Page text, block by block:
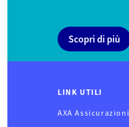
Scopri di più
LINK UTILI
AXA Assicurazioni